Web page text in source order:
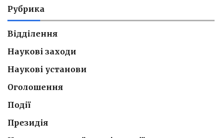
Рубрика
Відділення
Наукові заходи
Наукові установи
Оголошення
Події
Президія